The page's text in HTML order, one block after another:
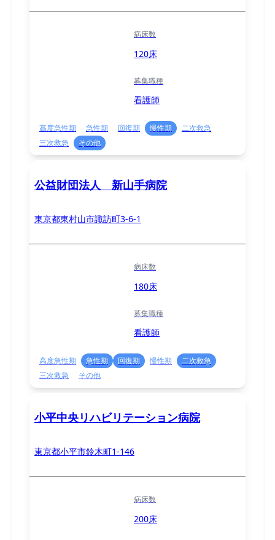
病床数
120床
募集職種
看護師
高度急性期 急性期 回復期 慢性期
二次救急
三次救急
その他
公益財団法人 新山手病院
東京都東村山市諏訪町3-6-1
病床数
180床
募集職種
看護師
高度急性期 急性期 回復期 慢性期
二次救急
三次救急
その他
小平中央リハビリテーション病院
東京都小平市鈴木町1-146
病床数
200床